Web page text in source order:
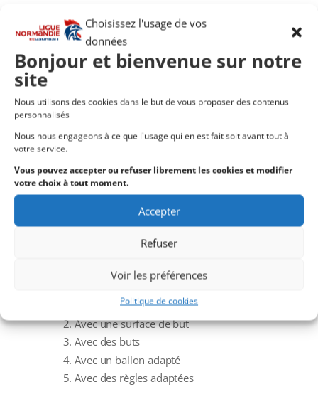
Choisissez l'usage de vos
données
Bonjour et bienvenue sur notre
site
Nous utilisons des cookies dans le but de vous proposer des contenus
personnalisés
Nous nous engageons à ce que l'usage qui en est fait soit avant tout à
votre service.
Vous pouvez accepter ou refuser librement les cookies et modifier
votre choix à tout moment.
Accepter
Refuser
Voir les préférences
Politique de cookies
développement son sens de la coopération,
de la décision et de la responsabilisation.
Il existe en France depuis plus de 15 ans et
tend à se développer partout où le Handball
veut s’implanter sous l’égide de European
l’International Handball Federation (IHF).
Faire éprouver du plaisir
Former et faire progresser le jeune joueur en
Sur des surfaces réduites
Avec une surface de but
Avec des buts
Avec un ballon adapté
Avec des règles adaptées